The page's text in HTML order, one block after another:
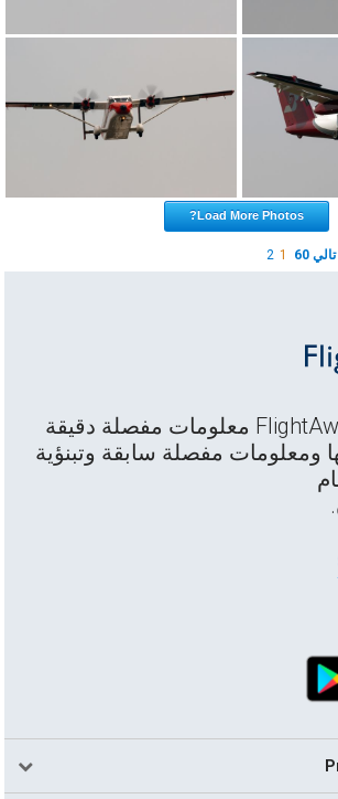
Load More Photos?
تالي 60 2
يقدم موقع FlightAware معلومات مفصلة دقيقة
ومعلومات مفصلة سابقة وتبنؤية